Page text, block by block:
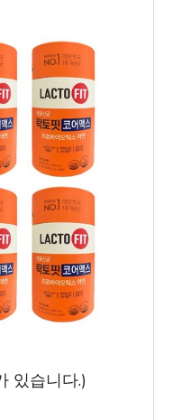
있습니다.)